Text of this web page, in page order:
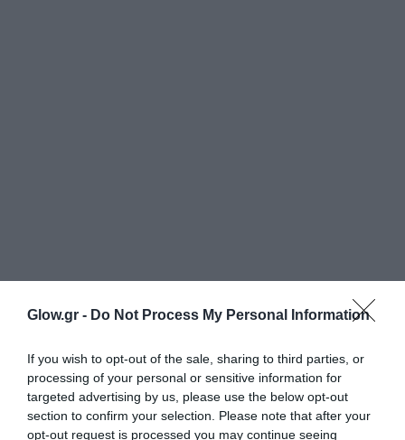
Glow.gr - Do Not Process My Personal Information
If you wish to opt-out of the sale, sharing to third parties, or
processing of your personal or sensitive information for
targeted advertising by us, please use the below opt-out
section to confirm your selection. Please note that after your
opt-out request is processed you may continue seeing